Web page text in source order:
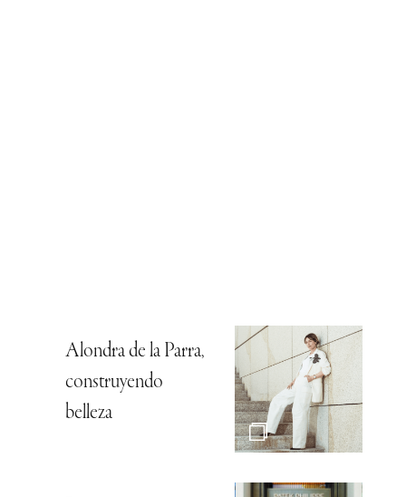
Alondra de la Parra,
construyendo
belleza